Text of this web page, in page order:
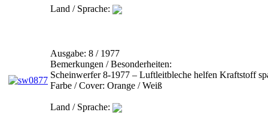
Land / Sprache:
Ausgabe: 8 / 1977
Bemerkungen / Besonderheiten:
Scheinwerfer 8-1977 – Luftleitbleche helfen Kraftstoff
Farbe / Cover: Orange / Weiß
Land / Sprache: